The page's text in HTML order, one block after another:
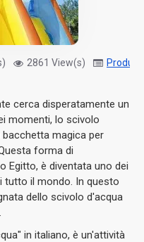
2861 View(s)
cerca disperatamente un
momenti, lo scivolo
bacchetta magica per
forma di
Egitto, è diventata uno dei
tutto il mondo. In questo
dello scivolo d'acqua
in italiano, è un'attività